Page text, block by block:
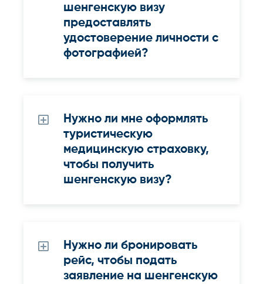
шенгенскую визу
предоставлять
удостоверение личности с
фотографией?
Нужно ли мне оформлять
туристическую
медицинскую страховку,
чтобы получить
шенгенскую визу?
Нужно ли бронировать
рейс, чтобы подать
заявление на шенгенскую